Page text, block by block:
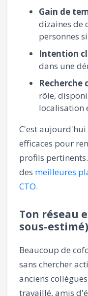
Gain de
dizaines de
personnes
Intention
dans une
Recherche
rôle,
localisation
C'est aujourd'hui
efficaces pour
profils
des meilleures
CTO.
Ton réseau
sous-estimé)
Beaucoup de
sans chercher
anciens
travaillé, amis